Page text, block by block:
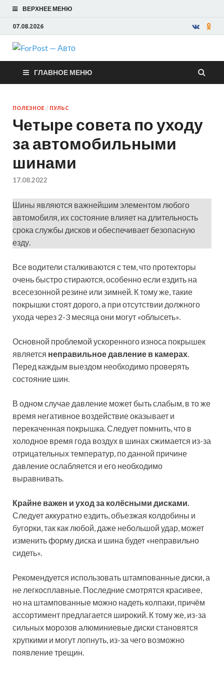
ВЕРХНЕЕ МЕНЮ
07.08.2026
ForPost —
Авто
ГЛАВНОЕ МЕНЮ
ПОЛЕЗНОЕ / ПУЛЬС
Четыре совета по уходу
за автомобильными
шинами
17.08.2022
Шины являются важнейшим элементом любого
автомобиля, их состояние влияет на длительность
срока службы дисков и обеспечивает безопасную
езду.
Все водители сталкиваются с тем, что протекторы
очень быстро стираются, особенно если ездить на
всесезонной резине или зимней. К тому же, такие
покрышки стоят дорого, а при отсутствии должного
ухода через 2-3 месяца они могут «облысеть».
Основной проблемой ускоренного износа покрышек
является неправильное давление в камерах.
Перед каждым выездом необходимо проверять
состояние шин.
В одном случае давление может быть слабым, в то же
время негативное воздействие оказывает и
перекаченная покрышка. Следует помнить, что в
холодное время года воздух в шинах сжимается из-за
отрицательных температур, по данной причине
давление ослабляется и его необходимо
выравнивать.
Крайне важен и уход за колёсными дисками.
Следует аккуратно ездить, объезжая колдобины и
бугорки, так как любой, даже небольшой удар, может
изменить форму диска и шина будет «неправильно
сидеть».
Рекомендуется использовать штампованные диски, а
не легкосплавные. Последние смотрятся красивее,
но на штампованные можно надеть колпаки, причём
ассортимент предлагается широкий. К тому же, из-за
сильных морозов алюминиевые диски становятся
хрупкими и могут лопнуть, из-за чего возможно
появление трещин.